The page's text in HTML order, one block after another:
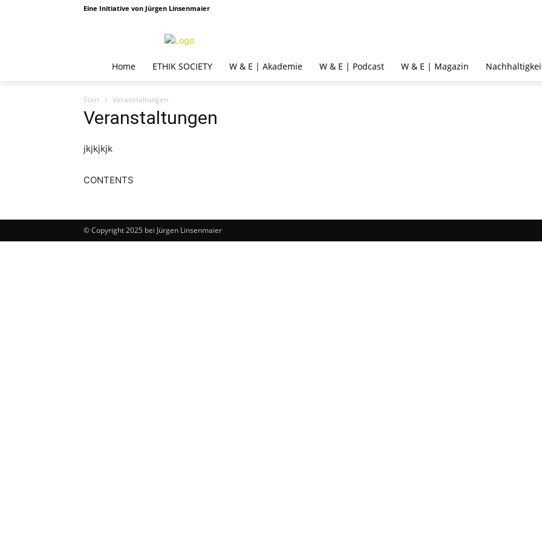
Eine Initiative von Jürgen Linsenmaier
Home ETHIK SOCIETY W & E | Akademie W & E | Podcast W & E | Magazin
Start Veranstaltungen
Veranstaltungen
jkjkjkjk
CONTENTS
© Copyright 2025 bei Jürgen Linsenmaier